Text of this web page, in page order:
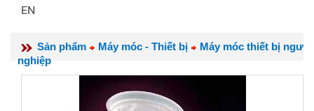
EN
Sản phẩm Máy móc - Thiết bị
Máy móc thiết bị ngư
nghiệp